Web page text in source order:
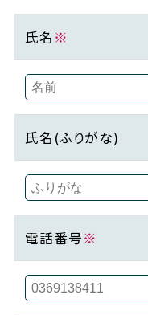
氏名 ※
氏名(ふりがな)
電話番号※